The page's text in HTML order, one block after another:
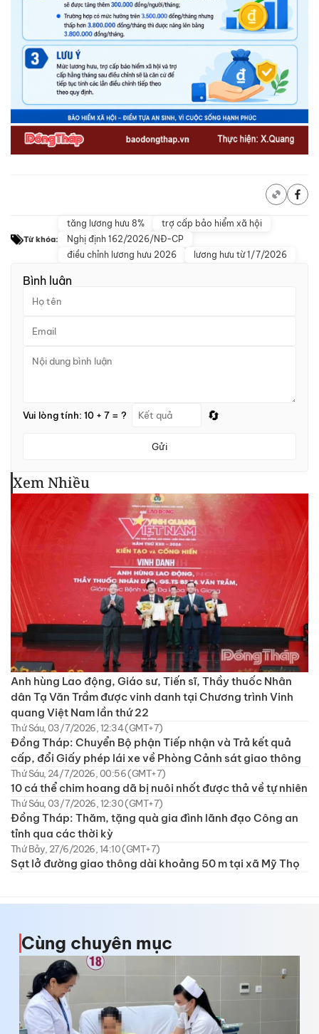
Từ khóa:
tăng lương hưu 8%
trợ cấp bảo hiểm xã hội
Nghị định 162/2026/NĐ-CP
điều chỉnh lương hưu 2026
lương hưu từ 1/7/2026
Bình luận
Vui lòng tính: 10 + 7 = ? 🔄
Gửi
Xem Nhiều
Anh hùng Lao động, Giáo sư, Tiến sĩ, Thầy thuốc Nhân
dân Tạ Văn Trầm được vinh danh tại Chương trình Vinh
quang Việt Nam lần thứ 22
Thứ Sáu, 03/7/2026, 12:34 (GMT+7)
Đồng Tháp: Chuyển Bộ phận Tiếp nhận và Trả kết quả
cấp, đổi Giấy phép lái xe về Phòng Cảnh sát giao thông
Thứ Sáu, 24/7/2026, 00:56 (GMT+7)
10 cá thể chim hoang dã bị nuôi nhốt được thả về tự nhiên
Thứ Sáu, 03/7/2026, 12:30 (GMT+7)
Đồng Tháp: Thăm, tặng quà gia đình lãnh đạo Công an
tỉnh qua các thời kỳ
Thứ Bảy, 27/6/2026, 14:10 (GMT+7)
Sạt lở đường giao thông dài khoảng 50 m tại xã Mỹ Thọ
Cùng chuyên mục